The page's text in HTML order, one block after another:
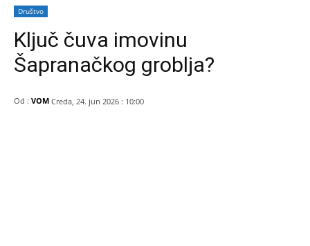
Društvo
Ključ čuva imovinu
Šapranačkog groblja?
Od : VOM Creda, 24. jun 2026 : 10:00